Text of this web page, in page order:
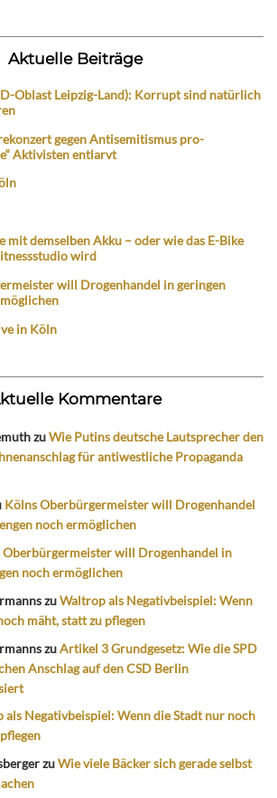
Aktuelle Beiträge
Oblast Leipzig-Land): Korrupt sind natürlich
gegen Antisemitismus pro-
Aktivisten entlarvt
mit demselben Akku – oder wie das E-Bike
wird
will Drogenhandel in geringen
in Köln
Kommentare
zuWie Putins deutsche Lautsprecher den
für antiwestliche Propaganda
Kölns Oberbürgermeister will Drogenhandel
noch ermöglichen
Oberbürgermeister will Drogenhandel in
noch ermöglichen
zuWaltrop als Negativbeispiel: Wenn
mäht, statt zu pflegen
zuArtikel 3 Grundgesetz: Wie die SPD
Anschlag auf den CSD Berlin
als Negativbeispiel: Wenn die Stadt nur noch
zuWie viele Bäcker sich gerade selbst